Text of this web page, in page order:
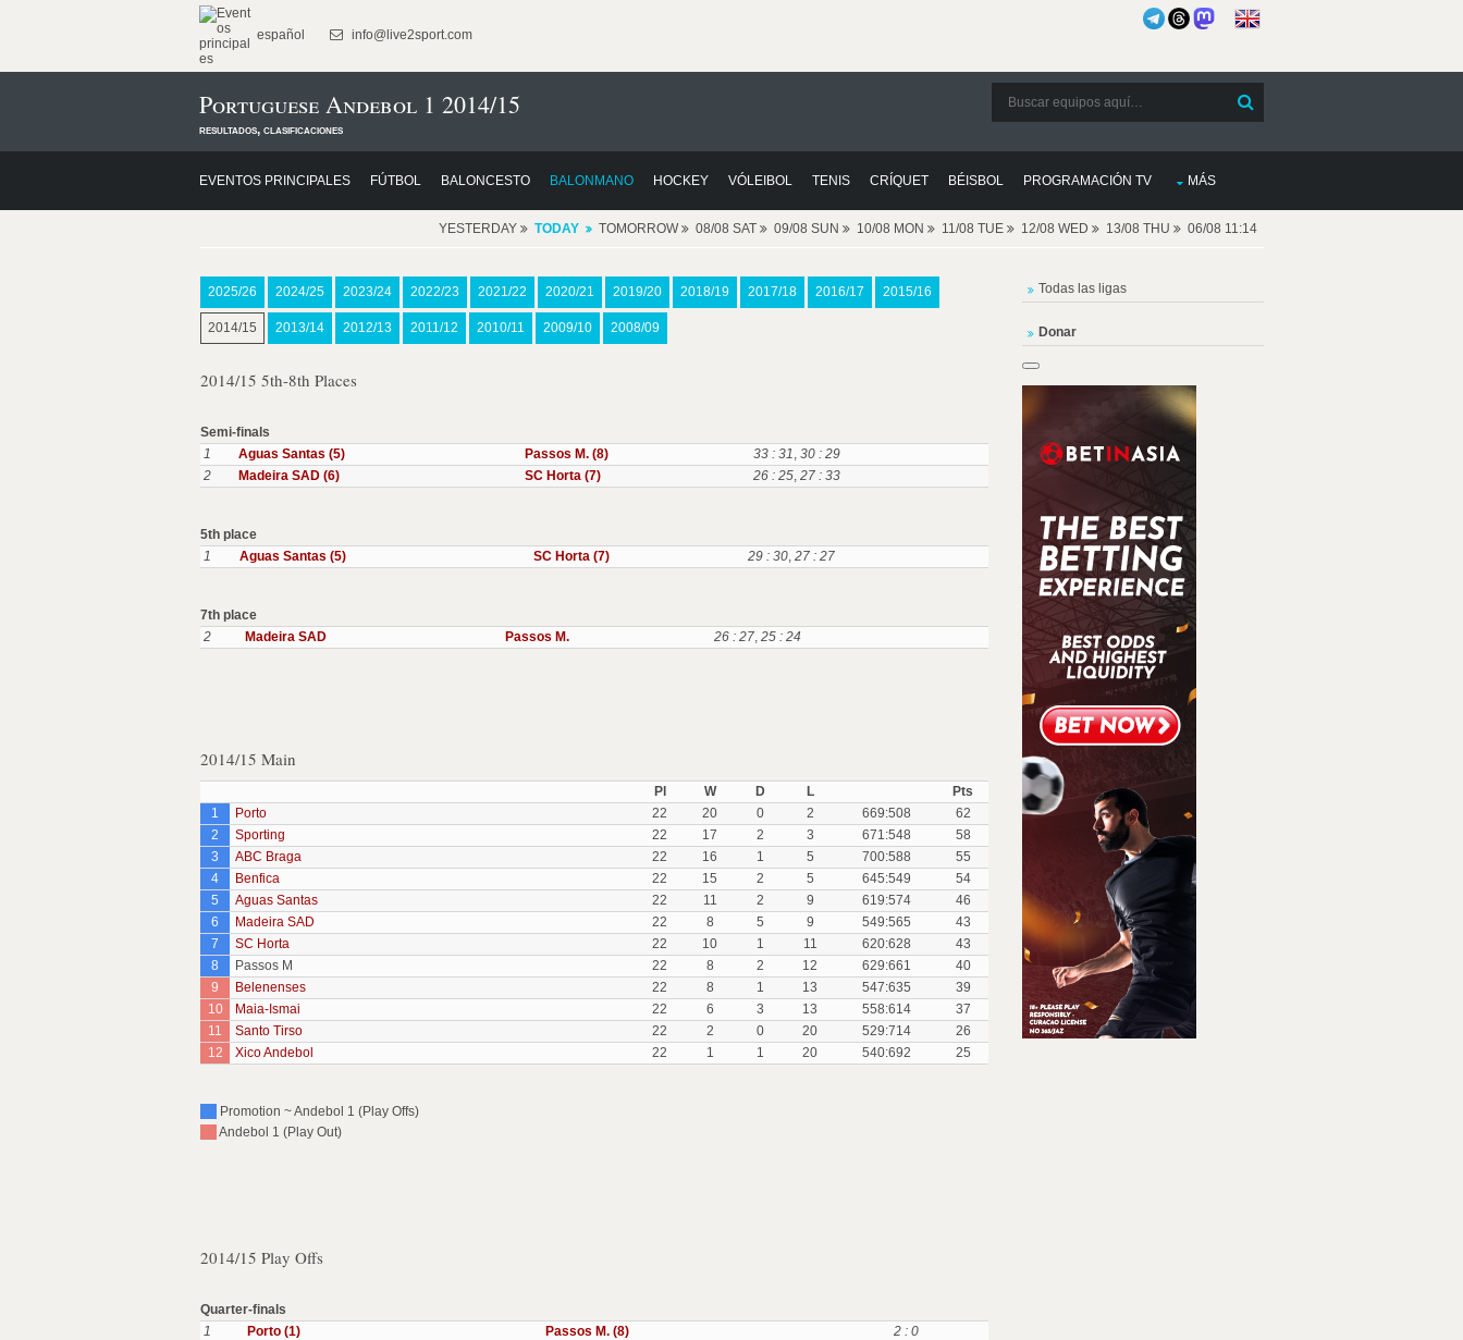
español info@live2sport.com
Portuguese Andebol 1 2014/15
resultados, clasificaciones
EVENTOS PRINCIPALES FÚTBOL BALONCESTO BALONMANO HOCKEY VÓLEIBOL TENIS CRÍQUET BÉISBOL PROGRAMACIÓN TV MÁS
YESTERDAY TODAY TOMORROW 08/08 SAT 09/08 SUN 10/08 MON 11/08 TUE 12/08 WED 13/08 THU 06/08 11:14
2025/26 2024/25 2023/24 2022/23 2021/22 2020/21 2019/20 2018/19 2017/18 2016/17 2015/16
2014/15 2013/14 2012/13 2011/12 2010/11 2009/10 2008/09
2014/15 5th-8th Places
Semi-finals
1
Aguas Santas (5) Passos M. (8) 33 : 31, 30 : 29
2
Madeira SAD (6) SC Horta (7) 26 : 25, 27 : 33
5th place
1
Aguas Santas (5) SC Horta (7) 29 : 30, 27 : 27
7th place
2
Madeira SAD Passos M. 26 : 27, 25 : 24
2014/15 Main
Pl W D L
Pts
1
Porto 22 20 0 2 669:508
62
2
Sporting 22 17 2 3 671:548
58
3
ABC Braga 22 16 1 5 700:588
55
4
Benfica 22 15 2 5 645:549
54
5
Aguas Santas 22 11 2 9 619:574
46
6
Madeira SAD 22 8 5 9 549:565
43
7
SC Horta 22 10 1 11 620:628
43
8
Passos M 22 8 2 12 629:661
40
9
Belenenses 22 8 1 13 547:635
39
10
Maia-Ismai 22 6 3 13 558:614
37
11
Santo Tirso 22 2 0 20 529:714
26
12
Xico Andebol 22 1 1 20 540:692 25
Promotion ~ Andebol 1 (Play Offs)
Andebol 1 (Play Out)
2014/15 Play Offs
Quarter-finals
1
Porto (1) Passos M. (8)
2 : 0
Todas las ligas
Donar